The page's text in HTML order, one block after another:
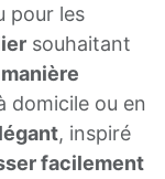
pour les
souhaitant
domicile ou en
, inspiré
facilement